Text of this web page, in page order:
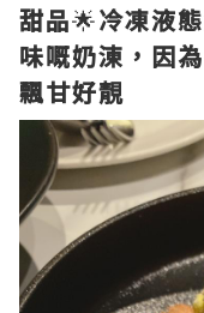
甜品🌟冷凍液
味嘅奶涷，因
飄甘好靚